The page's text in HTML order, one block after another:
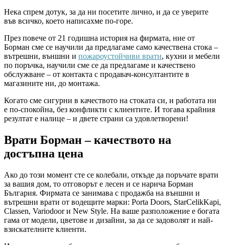
Нека спрем дотук, за да ни посетите лично, и да се уверите
във всичко, което написахме по-горе.
През повече от 21 годишна история на фирмата, ние от
Борман сме се научили да предлагаме само качествена стока –
вътрешни, външни и пожароустойчиви врати, кухни и мебели
по поръчка, научили сме се да предлагаме и качествено
обслужване – от контакта с продавач-консултантите в
магазините ни, до монтажа.
Когато сме сигурни в качеството на стоката си, и работата ни
е по-спокойна, без конфликти с клиентите. И тогава крайния
резултат е налице – и двете страни са удовлетворени!
Врати Борман – качеството на
достъпна цена
Ако до този момент сте се колебали, откъде да поръчате врати
за вашия дом, то отговорът е лесен и се нарича Борман
България. Фирмата се занимава с продажба на външни и
вътрешни врати от водещите марки: Porta Doors, StarCelikKapi,
Classen, Variodoor и New Style. На ваше разположение е богата
гама от модели, цветове и дизайни, за да се задоволят и най-
взискателните клиенти.